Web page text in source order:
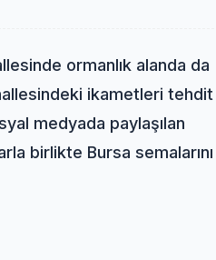
ormanlık alanda da
ikametleri tehdit
medyada paylaşılan
birlikte Bursa semalarını